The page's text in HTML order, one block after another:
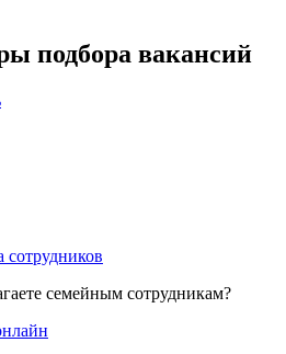
подбора вакансий
сотрудников
семейным сотрудникам?